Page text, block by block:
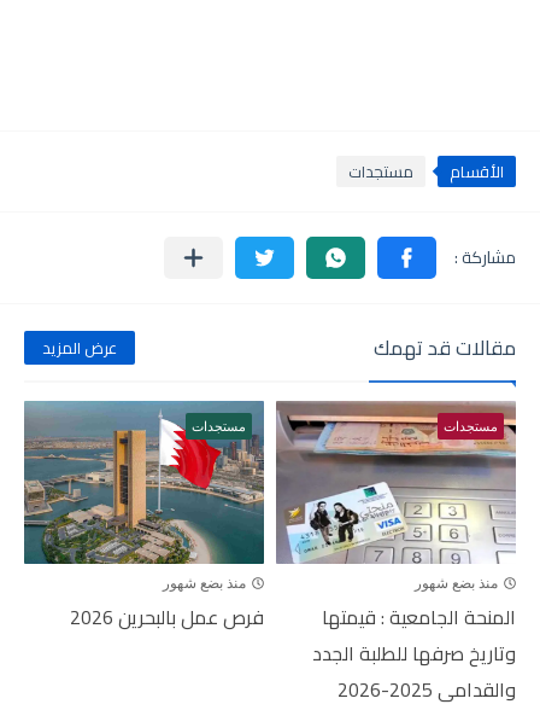
الأقسام مستجدات
مقالات قد تهمك عرض المزيد
مستجدات
منذ بضع شهور
المنحة الجامعية : قيمتها
وتاريخ صرفها للطلبة الجدد
والقدامى 2025-2026
مستجدات
منذ بضع شهور
فرص عمل بالبحرين 2026